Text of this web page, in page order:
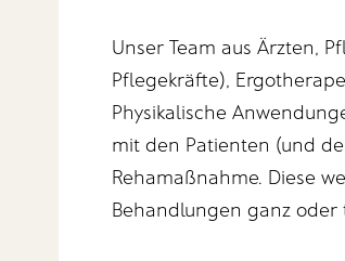
Unser Team aus Ärzten,
Pflegekräfte),
Physikalische
mit den Patienten (und
Rehamaßnahme. Diese
Behandlungen ganz oder